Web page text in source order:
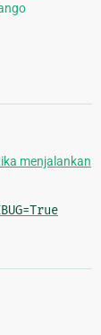
menjalankan